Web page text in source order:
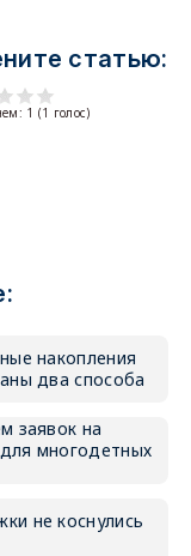
статью:
1 (1 голос)
накопления
два способа
заявок на
многодетных
не коснулись